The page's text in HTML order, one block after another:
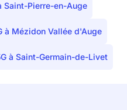
Saint-Pierre-en-Auge
à Mézidon Vallée d'Auge
à Saint-Germain-de-Livet